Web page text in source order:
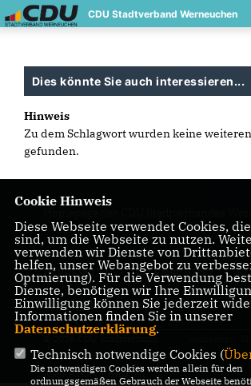
CDU Stadtverband Werneuchen
Dies könnte Sie auch interessieren...
Hinweis
Zu dem Schlagwort wurden keine
gefunden.
IMPRESSUM DATENSCHUTZ
Mitgliederbereich
© 2026 CDU Stadtverband
Werneuchen
Alle Rechte vorbehalten.
Cookie Hinweis
Diese Webseite verwendet Cookies,
sind, um die Webseite zu nutzen.
verwenden wir Dienste von
helfen, unser Webangebot zu
Optmierung). Für die Verwendung
Dienste, benötigen wir Ihre
Einwilligung können Sie jederzeit
Informationen finden Sie in unserer
Datenschutzerklärung.
Technisch notwendige Cookies (
Die notwendigen Cookies werden allein für den
ordnungsgemäßen Gebrauch der Webseite